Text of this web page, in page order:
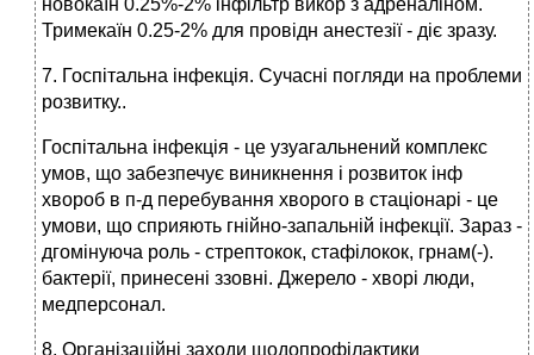
новокаїн 0.25%-2% інфільтр викор з адреналіном.
Тримекаїн 0.25-2% для провідн анестезії - діє зразу.
7. Госпітальна інфекція. Сучасні погляди на проблеми
розвитку..
Госпітальна інфекція - це узуагальнений комплекс
умов, що забезпечує виникнення і розвиток інф
хвороб в п-д перебування хворого в стаціонарі - це
умови, що сприяють гнійно-запальній інфекції. Зараз -
дгомінуюча роль - стрептокок, стафілокок, грнам(-).
бактерії, принесені ззовні. Джерело - хворі люди,
медперсонал.
8. Організаційні заходи щодопрофілактики